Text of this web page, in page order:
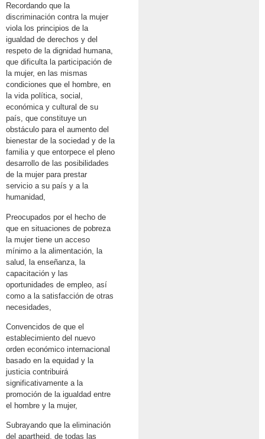
Recordando que la
discriminación contra la mujer
viola los principios de la
igualdad de derechos y del
respeto de la dignidad humana,
que dificulta la participación de
la mujer, en las mismas
condiciones que el hombre, en
la vida política, social,
económica y cultural de su
país, que constituye un
obstáculo para el aumento del
bienestar de la sociedad y de la
familia y que entorpece el pleno
desarrollo de las posibilidades
de la mujer para prestar
servicio a su país y a la
humanidad,
Preocupados por el hecho de
que en situaciones de pobreza
la mujer tiene un acceso
mínimo a la alimentación, la
salud, la enseñanza, la
capacitación y las
oportunidades de empleo, así
como a la satisfacción de otras
necesidades,
Convencidos de que el
establecimiento del nuevo
orden económico internacional
basado en la equidad y la
justicia contribuirá
significativamente a la
promoción de la igualdad entre
el hombre y la mujer,
Subrayando que la eliminación
del apartheid, de todas las